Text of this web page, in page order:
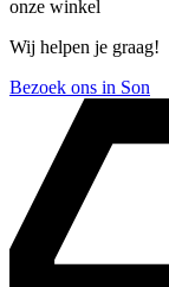
onze winkel
Wij helpen je graag!
Bezoek ons in Son